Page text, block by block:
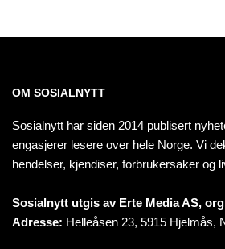
OM SOSIALNYTT
Sosialnytt har siden 2014 publisert
engasjerer lesere over hele Norge. Vi
hendelser, kjendiser, forbrukersaker og
Sosialnytt utgis av Erte Media AS,
Adresse: Helleåsen 23, 5915 Hjelmås,